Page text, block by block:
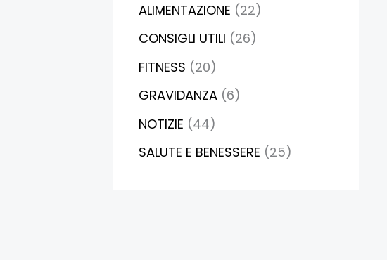
ALIMENTAZIONE (22)
CONSIGLI UTILI (26)
FITNESS (20)
GRAVIDANZA(6)
NOTIZIE (44)
SALUTE E BENESSERE (25)